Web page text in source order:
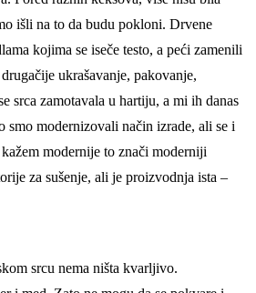
išli na to da budu pokloni. Drvene
kojima se iseče testo, a peći zamenili
ukrašavanje, pakovanje,
srca zamotavala u hartiju, a mi ih danas
smo modernizovali način izrade, ali se i
modernije to znači moderniji
za sušenje, ali je proizvodnja ista –
srcu nema ništa kvarljivo.